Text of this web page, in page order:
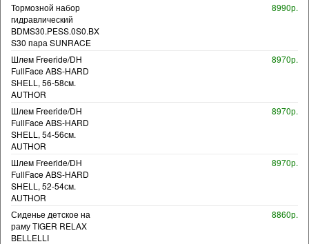
Тормозной набор
гидравлический
BDMS30.PESS.0S0.BX
S30 пара SUNRACE
8990р.
Шлем Freeride/DH
FullFace ABS-HARD
SHELL, 56-58см.
AUTHOR
8970р.
Шлем Freeride/DH
FullFace ABS-HARD
SHELL, 54-56см.
AUTHOR
8970р.
Шлем Freeride/DH
FullFace ABS-HARD
SHELL, 52-54см.
AUTHOR
8970р.
Сиденье детское на
раму TIGER RELAX
BELLELLI
8860р.